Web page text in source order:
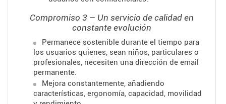
Compromiso 3 – Un servicio de calidad en
constante evolución
Permanece sostenible durante el tiempo para
los usuarios quienes, sean niños, particulares o
profesionales, necesiten una dirección de email
permanente.
Mejora constantemente, añadiendo
características, ergonomía, capacidad, movilidad